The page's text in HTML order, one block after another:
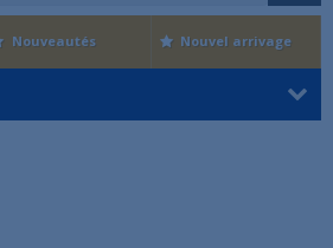
Nouveautés Nouvel arrivage